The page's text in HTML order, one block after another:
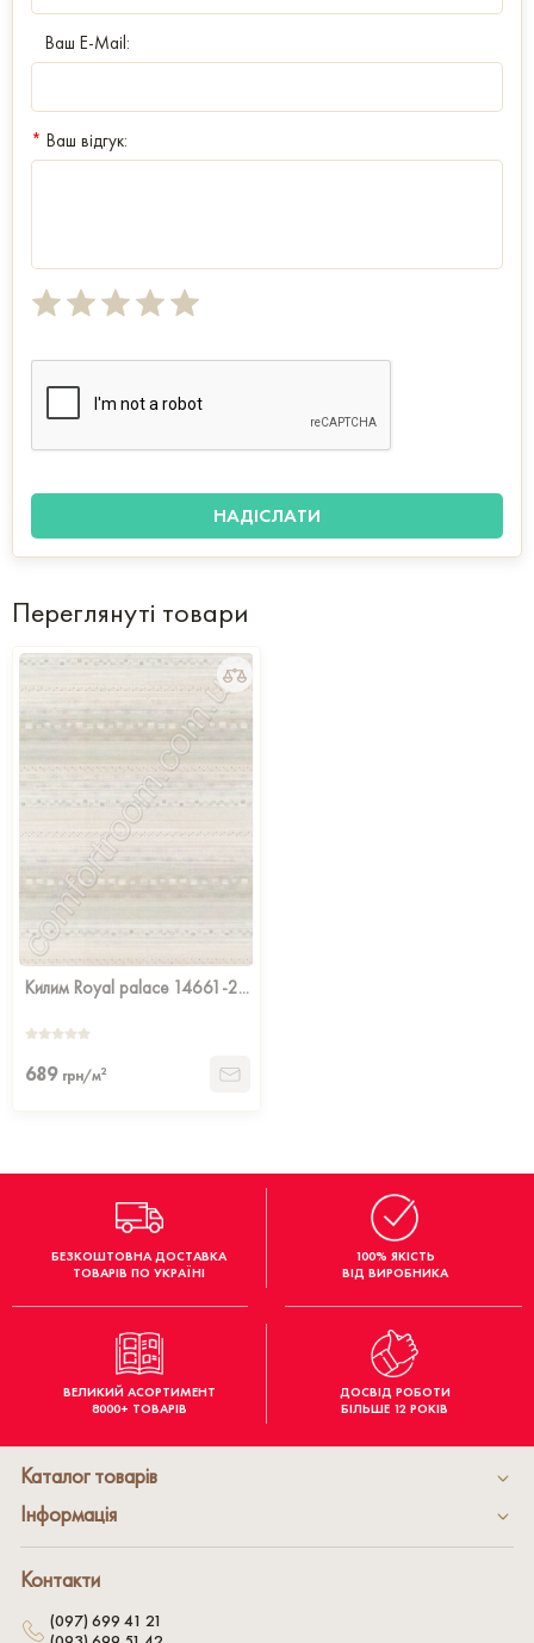
Ваш E-Mail:
* Ваш відгук:
Переглянуті товари
Килим Royal palace 14661-2...
689 грн/м2
БЕЗКОШТОВНА ДОСТАВКА
ТОВАРІВ ПО УКРАЇНІ
100% ЯКІСТЬ
ВІД ВИРОБНИКА
ВЕЛИКИЙ АСОРТИМЕНТ
8000+ ТОВАРІВ
ДОСВІД РОБОТИ
БІЛЬШЕ 12 РОКІВ
Каталог товарів
Інформація
Контакти
(097) 699 41 21